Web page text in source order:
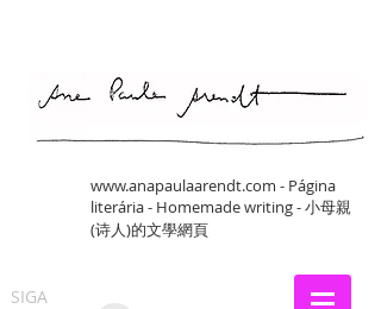
www.anapaulaarendt.com - Página
literária - Homemade writing - 小母親
(诗人)的文學網頁
SIGA